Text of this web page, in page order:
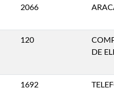
2066
120
DE
1692